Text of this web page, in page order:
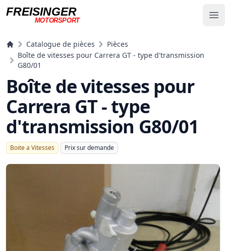
FREISINGER
MOTORSPORT
Catalogue de pièces
Pièces
Boîte de vitesses pour Carrera GT - type d'transmission
G80/01
Boîte de vitesses pour
Carrera GT - type
d'transmission G80/01
Boite a Vitesses Prix ​​sur demande